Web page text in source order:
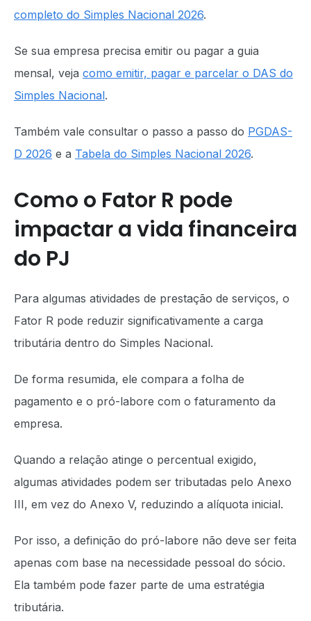
completo do Simples Nacional 2026.
Se sua empresa precisa emitir ou pagar a guia
mensal, veja como emitir, pagar e parcelar o DAS do
Simples Nacional.
Também vale consultar o passo a passo do PGDAS-
D 2026 e a Tabela do Simples Nacional 2026.
Como o Fator R pode
impactar a vida financeira
do PJ
Para algumas atividades de prestação de serviços, o
Fator R pode reduzir significativamente a carga
tributária dentro do Simples Nacional.
De forma resumida, ele compara a folha de
pagamento e o pró-labore com o faturamento da
empresa.
Quando a relação atinge o percentual exigido,
algumas atividades podem ser tributadas pelo Anexo
III, em vez do Anexo V, reduzindo a alíquota inicial.
Por isso, a definição do pró-labore não deve ser feita
apenas com base na necessidade pessoal do sócio.
Ela também pode fazer parte de uma estratégia
tributária.